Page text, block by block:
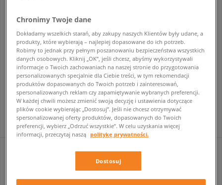
LEVI'S T-SHIRT SS ORIGINAL HM TEE
męskie
149,99 zł
LEVI'S T-SHIRT BOXTAB T
męskie
59,99 zł
149,99 zł
69,99 zł
- najniższa cena
Chronimy Twoje dane
Dokładamy wszelkich starań, aby zakupy naszych Klientów były udane, a
produkty, które wybierają – najlepiej dopasowane do ich potrzeb.
Robimy to jednak przy pełnym poszanowaniu bezpieczeństwa wszystkich
danych osobowych. Kliknij „OK”, jeśli chcesz, abyśmy wykorzystywali
informacje o Twoich zachowaniach na naszej stronie do przygotowania
personalizowanych specjalnie dla Ciebie treści, w tym rekomendacji
produktów dopasowanych do Twoich potrzeb i zainteresowań,
spersonalizowanych reklam czy zapamiętywanie wybranych preferencji.
W każdej chwili możesz zmienić swoją decyzję i ustawienia dotyczące
plików cookie wybierając „Dostosuj”. Jeśli nie chcesz otrzymywać
spersonalizowanej oferty produktów, dopasowanych do Twoich
preferencji, wybierz „Odrzuć wszystkie”. W celu uzyskania więcej
informacji, przeczytaj naszą politykę prywatności.
Dostosuj